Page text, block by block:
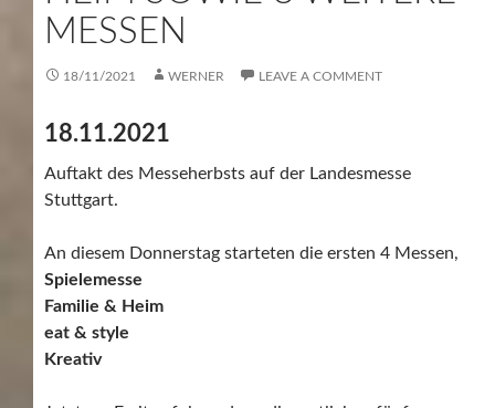
MESSEN
18/11/2021 WERNER LEAVE A COMMENT
18.11.2021
Auftakt des Messeherbsts auf der Landesmesse
Stuttgart.
An diesem Donnerstag starteten die ersten 4 Messen,
Spielemesse
Familie & Heim
eat & style
Kreativ